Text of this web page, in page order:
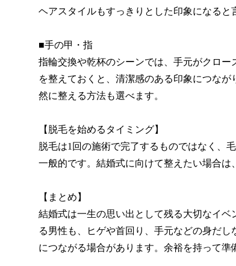
ヘアスタイルもすっきりとした印象になると
■手の甲・指
指輪交換や乾杯のシーンでは、手元がクロ
を整えておくと、清潔感のある印象につな
然に整える方法も選べます。
【脱毛を始めるタイミング】
脱毛は1回の施術で完了するものではなく、
一般的です。結婚式に向けて整えたい場合は
【まとめ】
結婚式は一生の思い出として残る大切なイ
る男性も、ヒゲや首回り、手元などの身だ
につながる場合があります。余裕を持って準